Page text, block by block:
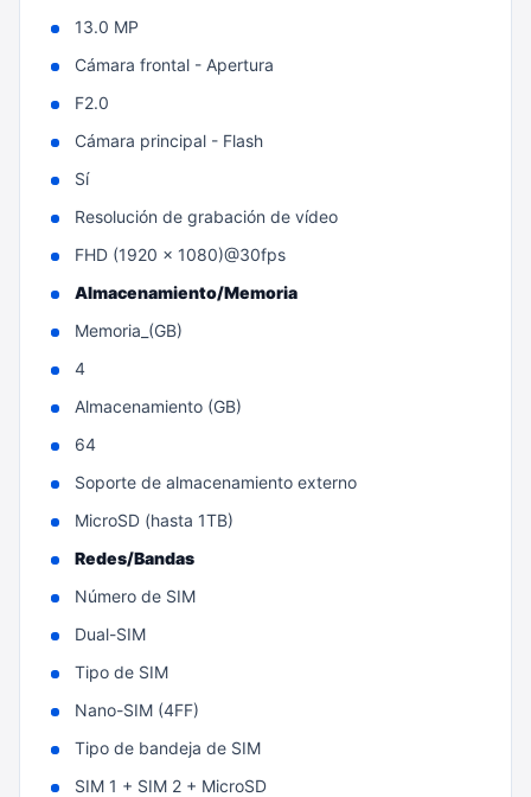
13.0 MP
Cámara frontal - Apertura
F2.0
Cámara principal - Flash
Sí
Resolución de grabación de vídeo
FHD (1920 x 1080)@30fps
Almacenamiento/Memoria
Memoria_(GB)
4
Almacenamiento (GB)
64
Soporte de almacenamiento externo
MicroSD (hasta 1TB)
Redes/Bandas
Número de SIM
Dual-SIM
Tipo de SIM
Nano-SIM (4FF)
Tipo de bandeja de SIM
SIM 1 + SIM 2 + MicroSD